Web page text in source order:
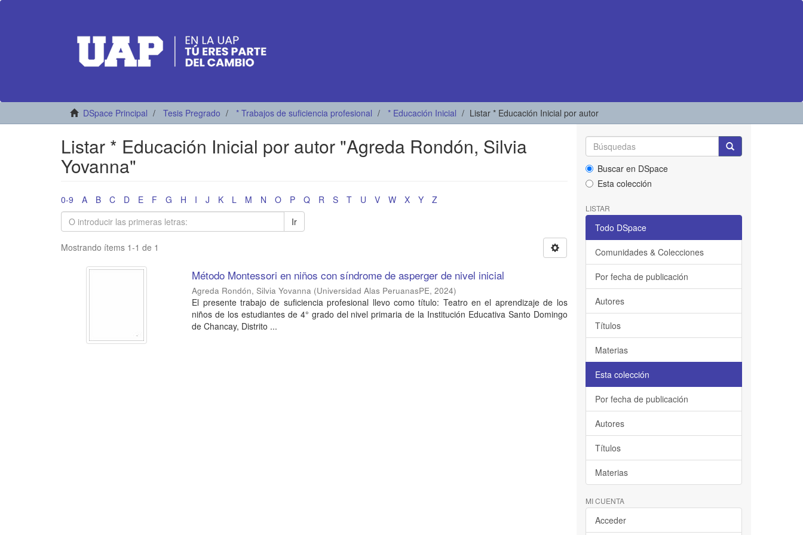
DSpace Principal Tesis Pregrado * Trabajos de suficiencia profesional * Educación Inicial Listar * Educación Inicial por autor
Listar * Educación Inicial por autor "Agreda Rondón, Silvia
Yovanna"
0-9 A B C D E F G H I J K L M N O P Q R S T U V W X Y
Z
Ir
Mostrando ítems 1-1 de 1
Método Montessori en niños con síndrome de asperger de nivel inicial
Agreda Rondón, Silvia Yovanna (Universidad Alas PeruanasPE,2024)
El presente trabajo de suficiencia profesional llevo como título: Teatro en el aprendizaje de los
niños de los estudiantes de 4° grado del nivel primaria de la Institución Educativa Santo Domingo
de Chancay, Distrito ...
Buscar en DSpace
Esta colección
LISTAR
Todo DSpace
Comunidades & Colecciones
Por fecha de publicación
Autores
Títulos
Materias
Esta colección
Por fecha de publicación
Autores
Títulos
Materias
MI CUENTA
Acceder